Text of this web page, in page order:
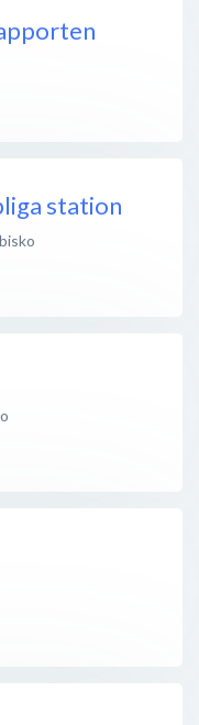
station